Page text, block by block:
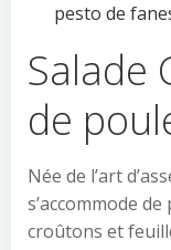
pesto de
Salade
de
Née de l’art
s’accommode
croûtons et